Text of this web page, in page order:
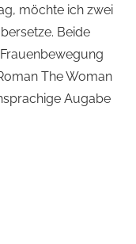
möchte ich zwei
Beide
The Woman
Augabe